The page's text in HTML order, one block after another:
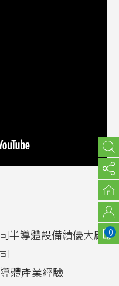
半導體設備績優大廠
體產業經驗
0